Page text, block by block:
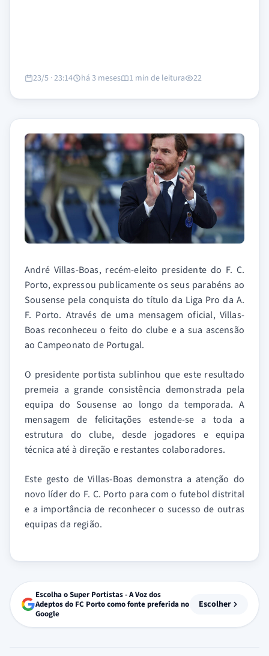
23/5 · 23:14 há 3 meses 1 min de leitura 22
André Villas-Boas, recém-eleito presidente do F. C.
Porto, expressou publicamente os seus parabéns ao
Sousense pela conquista do título da Liga Pro da A.
F. Porto. Através de uma mensagem oficial, Villas-
Boas reconheceu o feito do clube e a sua ascensão
ao Campeonato de Portugal.
O presidente portista sublinhou que este resultado
premeia a grande consistência demonstrada pela
equipa do Sousense ao longo da temporada. A
mensagem de felicitações estende-se a toda a
estrutura do clube, desde jogadores e equipa
técnica até à direção e restantes colaboradores.
Este gesto de Villas-Boas demonstra a atenção do
novo líder do F. C. Porto para com o futebol distrital
e a importância de reconhecer o sucesso de outras
equipas da região.
Escolha o Super Portistas - A Voz dos
Adeptos do FC Porto como fonte preferida no
Google
Escolher